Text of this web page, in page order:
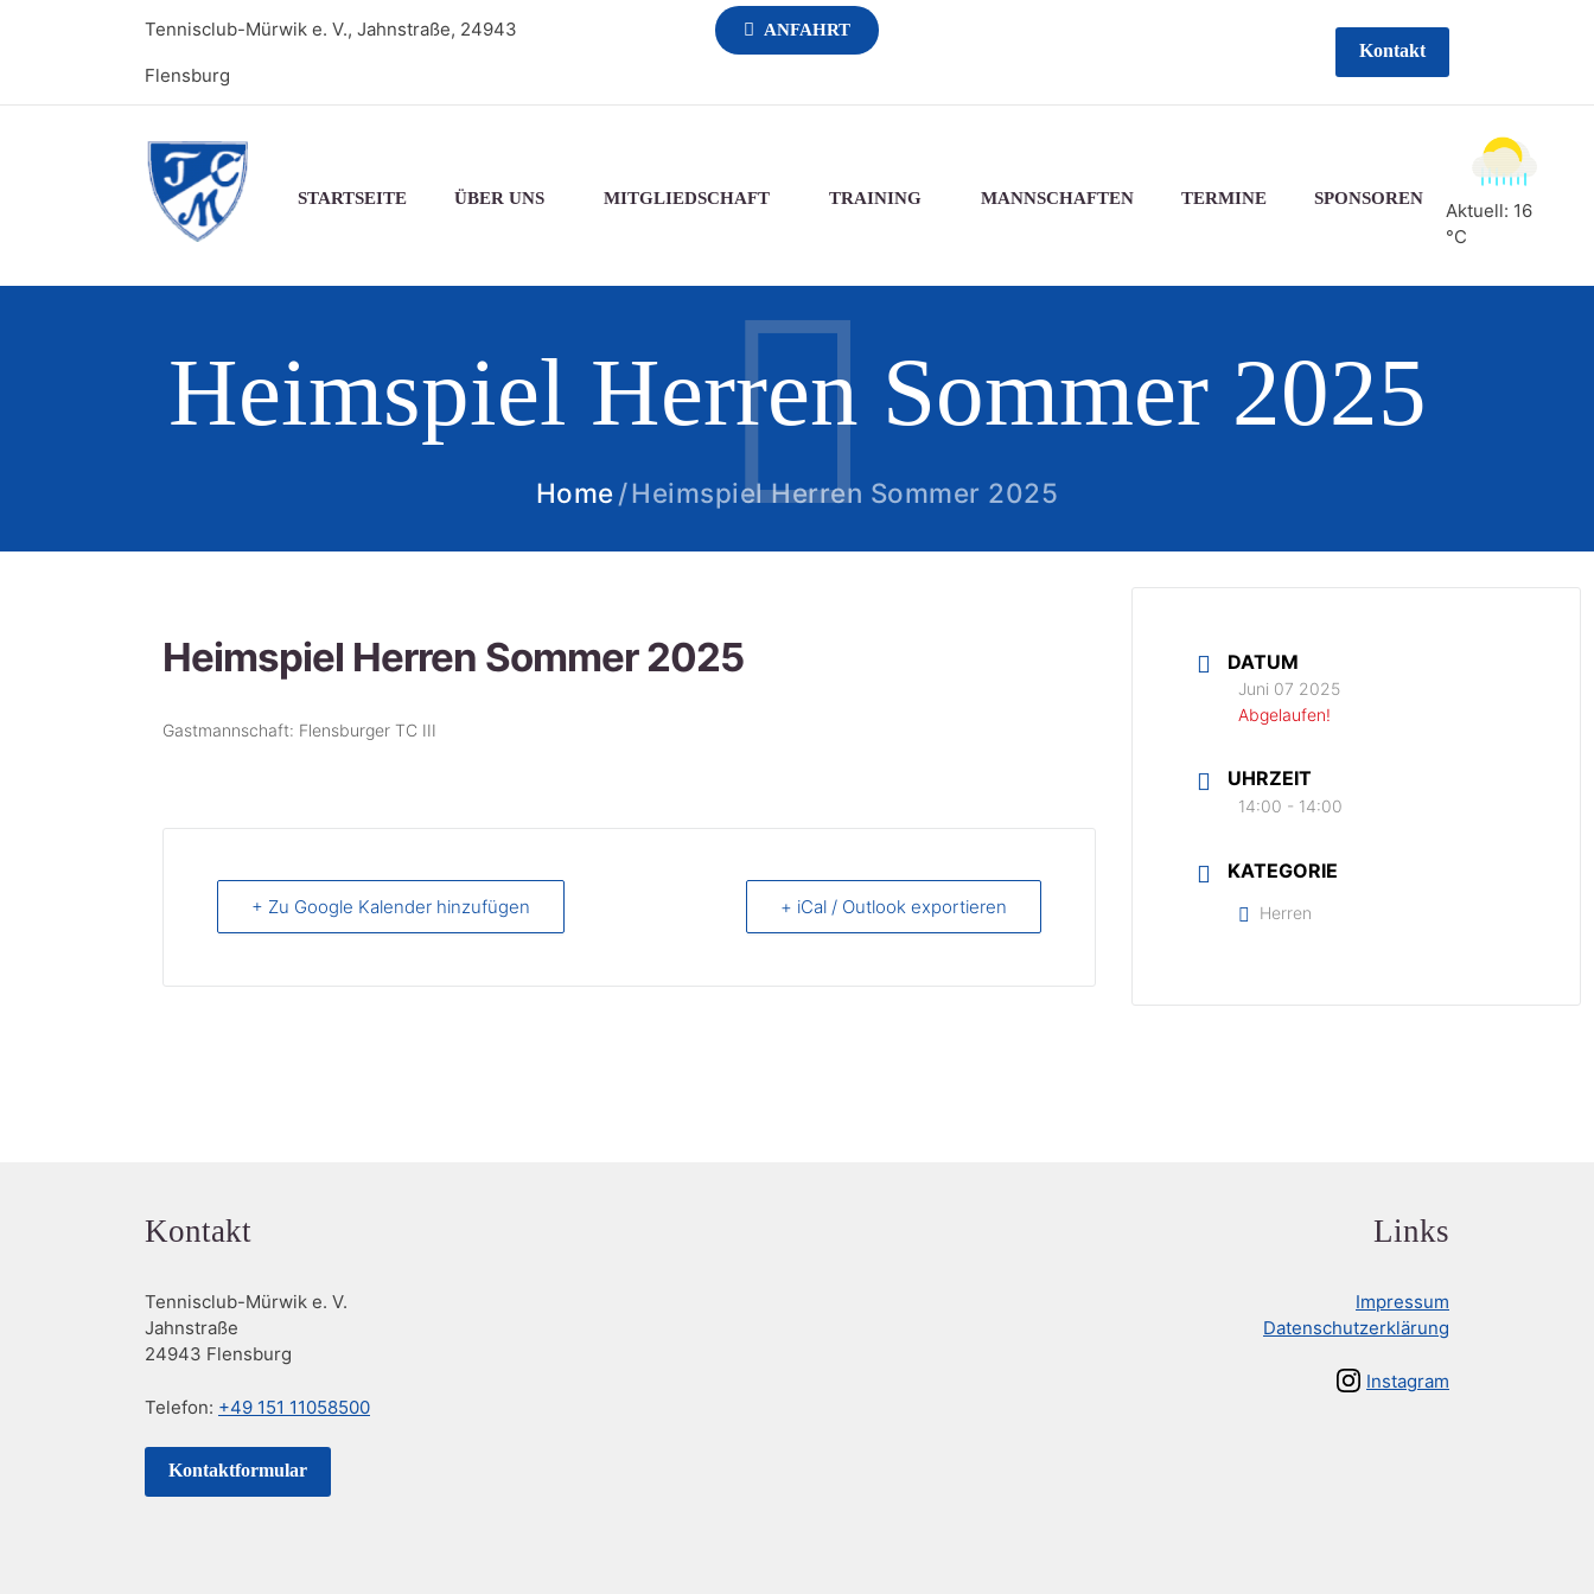
Tennisclub-Mürwik e. V., Jahnstraße, 24943
Flensburg
ANFAHRT
Kontakt
STARTSEITE ÜBER UNS MITGLIEDSCHAFT TRAINING MANNSCHAFTEN TERMINE SPONSOREN
Aktuell: 16
°C
Heimspiel Herren Sommer 2025
Home Heimspiel Herren Sommer 2025
Heimspiel Herren Sommer 2025
Gastmannschaft: Flensburger TC III
+ Zu Google Kalender hinzufügen + iCal / Outlook exportieren
DATUM
Juni 07 2025
Abgelaufen!
UHRZEIT
14:00 - 14:00
KATEGORIE
Herren
Kontakt
Tennisclub-Mürwik e. V.
Jahnstraße
24943 Flensburg
Telefon: +49 151 11058500
Kontaktformular
Links
Impressum
Datenschutzerklärung
Instagram